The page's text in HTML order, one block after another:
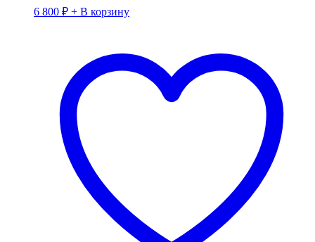
6 800 ₽ + В корзину